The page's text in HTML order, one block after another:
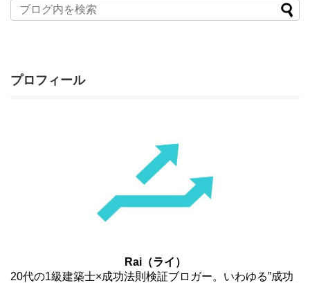
プロフィール
Rai（ライ）
20代の1級建築士×成功法則検証ブロガー。いわゆる”成功